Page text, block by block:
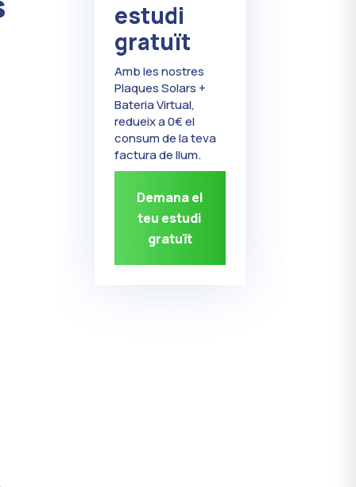
estudi
gratuït
Amb les nostres
Plaques Solars +
Bateria Virtual,
redueix a 0€ el
consum de la teva
factura de llum.
Demana el
teu estudi
gratuït